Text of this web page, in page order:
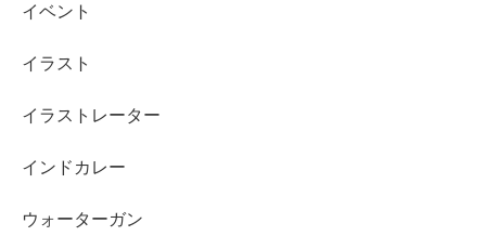
イベント
イラスト
イラストレーター
インドカレー
ウォーターガン